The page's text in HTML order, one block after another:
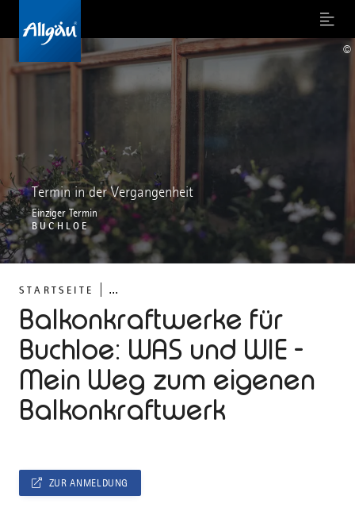
Menu
STARTSEITE ...
Balkonkraftwerke für
Buchloe: WAS und WIE -
Mein Weg zum eigenen
Balkonkraftwerk
Termin in der Vergangenheit
Einziger Termin
BUCHLOE
©
ZUR ANMELDUNG